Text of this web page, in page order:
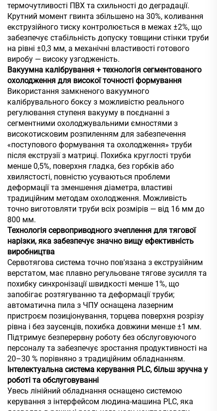
термочутливості ПВХ та схильності до деградації.
Крутний момент гвинта збільшено на 30%, коливання
екструзійного тиску контролюється в межах ±2%, що
забезпечує стабільність допуску товщини стінки труби
на рівні ±0,3 мм, а механічні властивості готового
виробу — високу узгодженість.
Вакуумна калібрування + технологія сегментованого
охолодження для високої точності формування
Використання замкненого вакуумного
калібрувального боксу з можливістю реального
регулювання ступеня вакууму в поєднанні з
сегментними охолоджувальними ємностями з
високотисковим розпиленням для забезпечення
«поступового формування та охолодження» труби
після екструзії з матриці. Похибка круглості труби
менше 0,5%, поверхня гладка, без горбків або
хвилястості, повністю усуваються проблеми
деформації та зменшення діаметра, властиві
традиційним методам охолодження. Можливість
точно виготовляти труби всіх розмірів — від 16 мм до
800 мм.
Технологія сервоприводного зчеплення для тягової
нарізки, яка забезпечує значно вищу ефективність
виробництва
Сервотягова система точно пов'язана з екструзійним
верстатом, має плавно регульоване тягове зусилля та
похибку синхронізації швидкості менше 1%, що
запобігає розтягуванню та деформації труби;
автоматична пила з ЧПУ оснащена лазерним
пристроєм позиціонування, торцева поверхня розрізу
рівна і без заусенців, похибка довжини менше ±1 мм.
Підтримує безперервну роботу без обслуговуючого
персоналу та забезпечує зростання продуктивності на
20–30 % порівняно з традиційним обладнанням.
Інтелектуальна система керування PLC, більш зручна у
роботі та обслуговуванні
Увесь лінійний обладнання оснащено системою
керування з інтерфейсом людина-машина PLC, яка